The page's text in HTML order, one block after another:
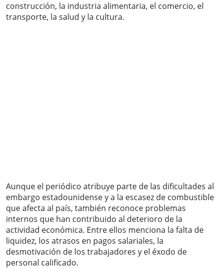
construcción, la industria alimentaria, el comercio, el
transporte, la salud y la cultura.
Aunque el periódico atribuye parte de las dificultades al
embargo estadounidense y a la escasez de combustible
que afecta al país, también reconoce problemas
internos que han contribuido al deterioro de la
actividad económica. Entre ellos menciona la falta de
liquidez, los atrasos en pagos salariales, la
desmotivación de los trabajadores y el éxodo de
personal calificado.